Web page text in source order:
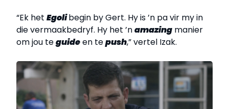
“Ek het Egolibegin by Gert. Hy is ’n pa vir my in
die vermaakbedryf. Hy het ’namazing manier
om jou teguideen tepush,” vertel Izak.